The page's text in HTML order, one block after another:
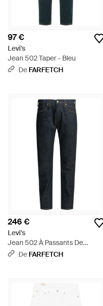
97 €
Levi's
Jean 502 Taper - Bleu
De FARFETCH
246 €
Levi's
Jean 502 À Passants De
Ceinture - Bleu
De FARFETCH